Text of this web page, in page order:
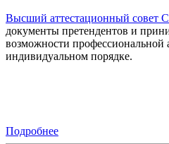
Высший аттестационный совет
документы претендентов и
возможности профессиональной
индивидуальном порядке.
Подробнее